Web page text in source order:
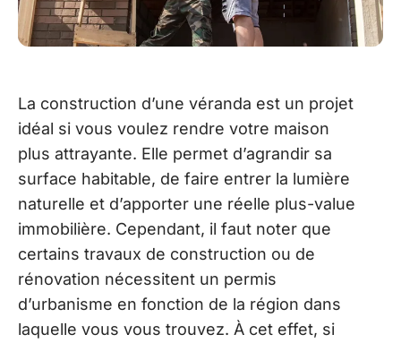
La construction d’une véranda est un projet
idéal si vous voulez rendre votre maison
plus attrayante. Elle permet d’agrandir sa
surface habitable, de faire entrer la lumière
naturelle et d’apporter une réelle plus-value
immobilière. Cependant, il faut noter que
certains travaux de construction ou de
rénovation nécessitent un permis
d’urbanisme en fonction de la région dans
laquelle vous vous trouvez. À cet effet, si